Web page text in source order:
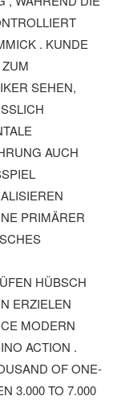
. KUNDE
SEHEN,
R
I
AUCH E
K
C
PRIMÄRER S
P
HÜBSCH S
U
MODERN E
ACTION . M
OF ONE-A
TO 7.000 C